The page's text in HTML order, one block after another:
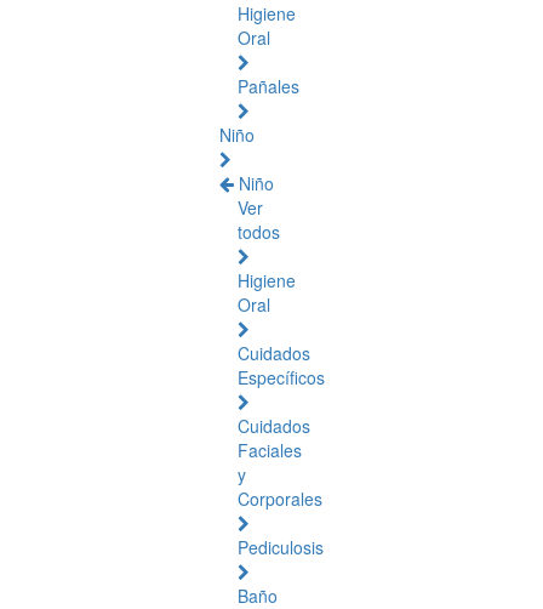
Higiene
Oral
Pañales
Niño
Niño
Ver
todos
Higiene
Oral
Cuidados
Específicos
Cuidados
Faciales
y
Corporales
Pediculosis
Baño